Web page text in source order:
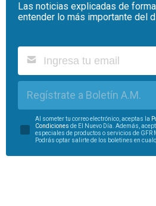
Las noticias explicadas de
entender lo más importante del
Regístrate a Boletín A.M.
Al someter tu correo electrónico, aceptas la
Condiciones de El Nuevo Día. Además,
especiales de productos o servicios de
Podrás optar salirte de los boletines en